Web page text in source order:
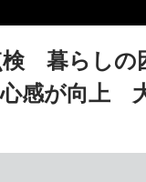
検 暮らし
感が向上